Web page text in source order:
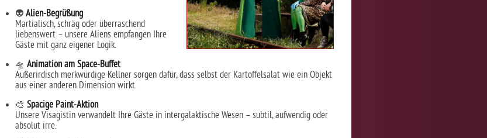
👽 Alien-Begrüßung
Martialisch, schräg oder überraschend
liebenswert – unsere Aliens empfangen Ihre
Gäste mit ganz eigener Logik.
🛸 Animation am Space-Buffet
Außerirdisch merkwürdige Kellner sorgen dafür, dass selbst der Kartoffelsalat wie ein Objekt
aus einer anderen Dimension wirkt.
🎨 Spacige Paint-Aktion
Unsere Visagistin verwandelt Ihre Gäste in intergalaktische Wesen – subtil, aufwendig oder
absolut irre.